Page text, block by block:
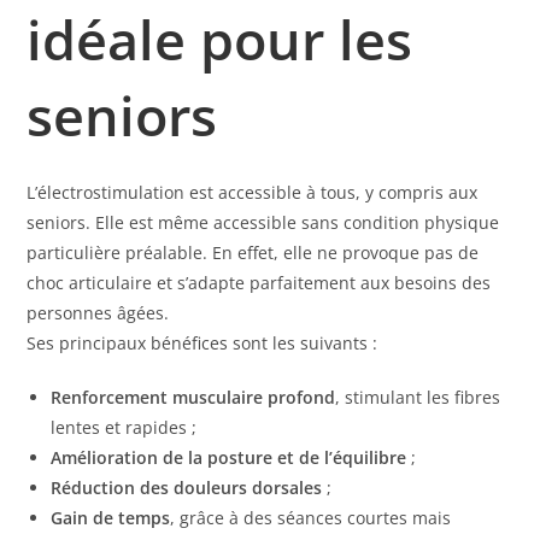
idéale pour les
seniors
L’électrostimulation est accessible à tous, y compris aux
seniors. Elle est même accessible sans condition physique
particulière préalable. En effet, elle ne provoque pas de
choc articulaire et s’adapte parfaitement aux besoins des
personnes âgées.
Ses principaux bénéfices sont les suivants :
Renforcement musculaire profond, stimulant les fibres
lentes et rapides ;
Amélioration de la posture et de l’équilibre ;
Réduction des douleurs dorsales ;
Gain de temps, grâce à des séances courtes mais